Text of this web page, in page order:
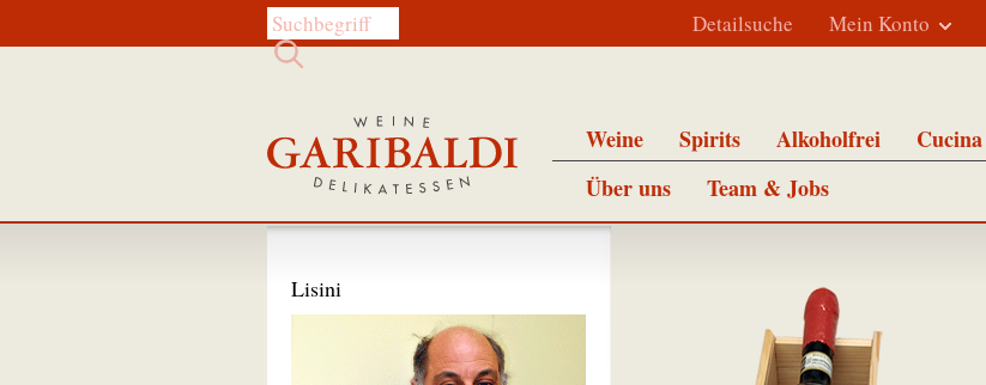
Diese Website durchsuchen: Mein Konto
Detailsuche
Weine Spirits Alkoholfrei Cucina
Über uns
Team & Jobs
Lisini